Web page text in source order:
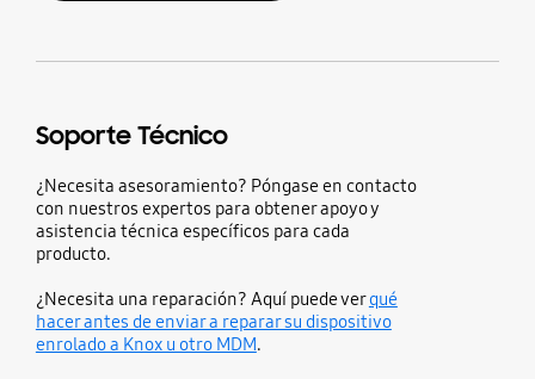
Soporte Técnico
¿Necesita asesoramiento? Póngase en contacto
con nuestros expertos para obtener apoyo y
asistencia técnica específicos para cada
producto.
¿Necesita una reparación? Aquí puede verqué
hacer antes de enviar a reparar su dispositivo
enrolado a Knox u otro MDM.